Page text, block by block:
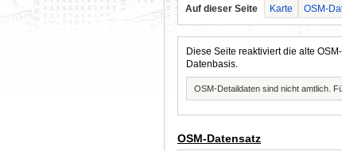
Auf dieser Seite Karte OSM-
Diese Seite reaktiviert die alte
Datenbasis.
OSM-Detaildaten sind nicht amtlich.
OSM-Datensatz